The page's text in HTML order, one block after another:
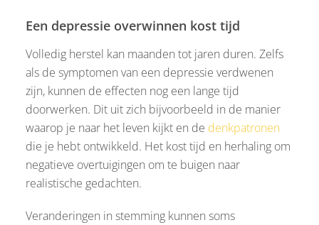
Een depressie overwinnen kost tijd
Volledig herstel kan maanden tot jaren duren. Zelfs
als de symptomen van een depressie verdwenen
zijn, kunnen de effecten nog een lange tijd
doorwerken. Dit uit zich bijvoorbeeld in de manier
waarop je naar het leven kijkt en de denkpatronen
die je hebt ontwikkeld. Het kost tijd en herhaling om
negatieve overtuigingen om te buigen naar
realistische gedachten.
Veranderingen in stemming kunnen soms